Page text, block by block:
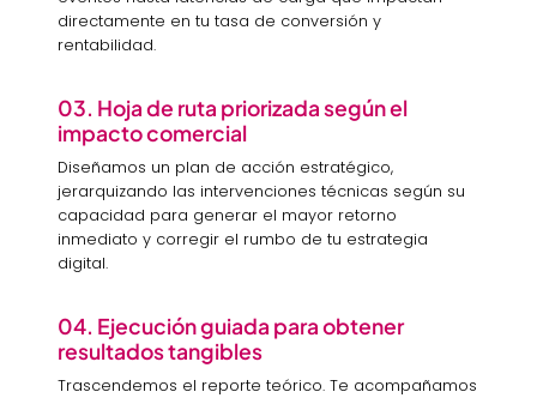
directamente en tu tasa de conversión y
rentabilidad.
03. Hoja de ruta priorizada según el
impacto comercial
Diseñamos un plan de acción estratégico,
jerarquizando las intervenciones técnicas según su
capacidad para generar el mayor retorno
inmediato y corregir el rumbo de tu estrategia
digital.
04. Ejecución guiada para obtener
resultados tangibles
Trascendemos el reporte teórico. Te acompañamos